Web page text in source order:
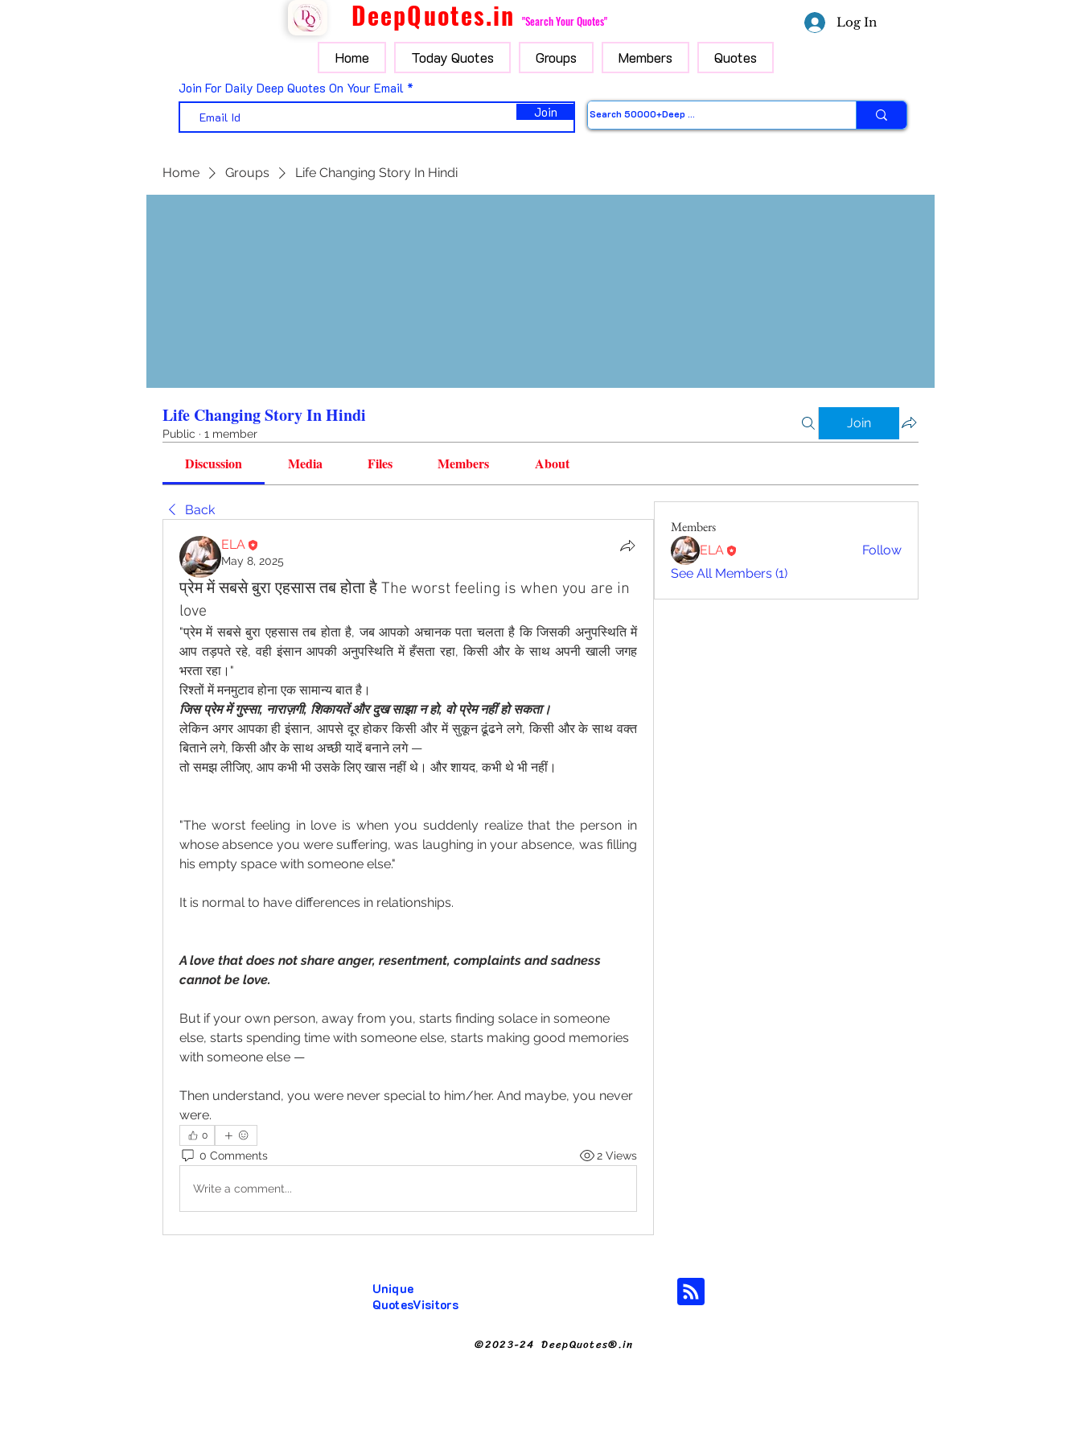
DeepQuotes.in "Search Your Quotes" Log In
Home Today Quotes Groups Members Quotes
Join For Daily Deep Quotes On Your Email
Join
Home Groups Life Changing Story In Hindi
Life Changing Story In Hindi
Public · 1 member
Join
Discussion Media Files Members About
Back
ELA
May 8, 2025
प्रेम में सबसे बुरा एहसास तब होता है The worst feeling is when you are in
love
"प्रेम में सबसे बुरा एहसास तब होता है, जब आपको अचानक पता चलता है कि जिसकी अनुपस्थिति में
आप तड़पते रहे, वही इंसान आपकी अनुपस्थिति में हँसता रहा, किसी और के साथ अपनी खाली जगह
भरता रहा।"
रिश्तों में मनमुटाव होना एक सामान्य बात है।
जिस प्रेम में गुस्सा, नाराज़गी, शिकायतें और दुख साझा न हो, वो प्रेम नहीं हो सकता।
लेकिन अगर आपका ही इंसान, आपसे दूर होकर किसी और में सुकून ढूंढने लगे, किसी और के साथ वक्त
बिताने लगे, किसी और के साथ अच्छी यादें बनाने लगे —
तो समझ लीजिए, आप कभी भी उसके लिए खास नहीं थे। और शायद, कभी थे भी नहीं।
"The worst feeling in love is when you suddenly realize that the person in
whose absence you were suffering, was laughing in your absence, was filling
his empty space with someone else."
It is normal to have differences in relationships.
A love that does not share anger, resentment, complaints and sadness
cannot be love.
But if your own person, away from you, starts finding solace in someone
else, starts spending time with someone else, starts making good memories
with someone else —
Then understand, you were never special to him/her. And maybe, you never
were.
0
0 Comments 2 Views
Write a comment...
Members
ELA
Follow
See All Members (1)
Unique
QuotesVisitors
©2023-24 DeepQuotes®.in